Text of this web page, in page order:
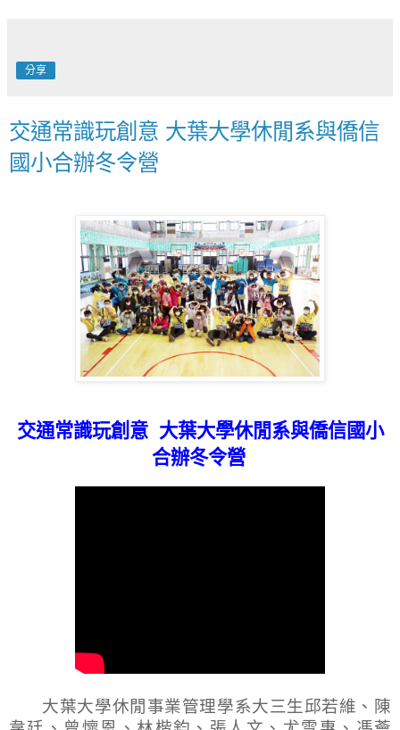
分享
交通常識玩創意 大葉大學休閒系與僑信
國小合辦冬令營
交通常識玩創意 大葉大學休閒系與僑信國小
合辦冬令營
大葉大學休閒事業管理學系大三生邱若維、陳